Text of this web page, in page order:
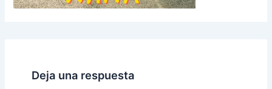
Deja una respuesta